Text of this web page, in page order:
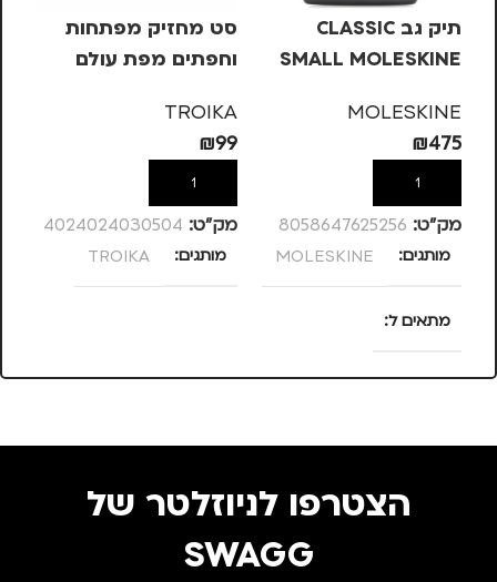
תיק גב CLASSIC
SMALL MOLESKINE
MOLESKINE
₪475
הוספה לסל
מק”ט: 8058647625256
מותגים MOLESKINE
מתאים ל
גברים ,נשים
סוג תיק
תיק גב ,תיק למחשב
סט מחזיק מפתחות
וחפתים מפת עולם
TROIKA
₪99
הוספה לסל
מק”ט: 4024024030504
מותגים TROIKA
הצטרפו לניוזלטר של
SWAGG